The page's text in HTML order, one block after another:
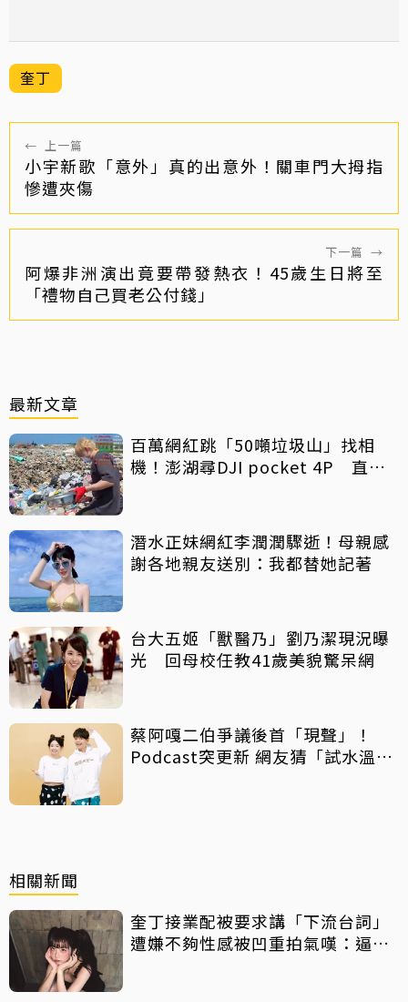
奎丁
← 上一篇
小宇新歌「意外」真的出意外！關車門大拇指
慘遭夾傷
下一篇 →
阿爆非洲演出竟要帶發熱衣！45歲生日將至
「禮物自己買老公付錢」
最新文章
百萬網紅跳「50噸垃圾山」找相
機！澎湖尋DJI pocket 4P 直播
潛水正妹網紅李潤潤驟逝！母親感
謝各地親友送別：我都替她記著
台大五姬「獸醫乃」劉乃潔現況曝
光 回母校任教41歲美貌驚呆網
蔡阿嘎二伯爭議後首「現聲」！
Podcast突更新 網友猜「試水溫」
相關新聞
奎丁接業配被要求講「下流台詞」
遭嫌不夠性感被凹重拍氣嘆：逼良